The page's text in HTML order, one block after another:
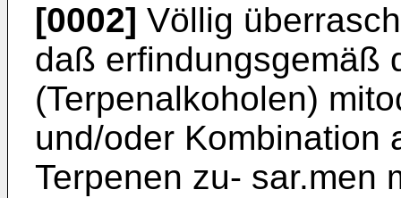
[0002] Völlig
daß erfindungsgemäß
(Terpenalkoholen)
und/oder Kombination
Terpenen zu- sar.men